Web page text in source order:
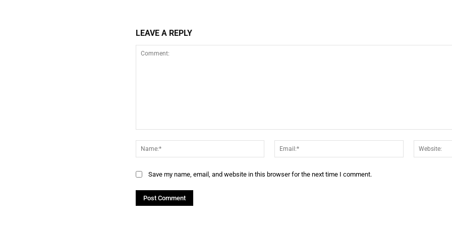
LEAVE A REPLY
Name:*
Email:*
Save my name, email, and website in this browser for the next time I comment.